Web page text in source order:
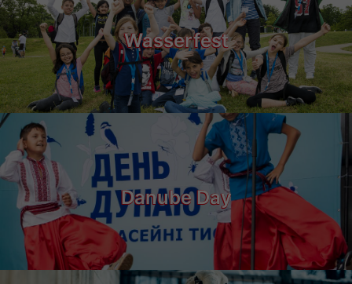
Wasserfest
Danube Day